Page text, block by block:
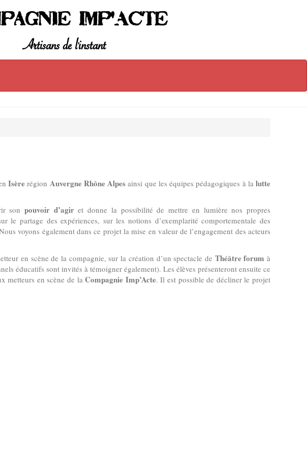
Imp'Acte
Artisans de l'instant
Isère région Auvergne Rhône Alpes ainsi que les équipes pédagogiques à lalutte
son pouvoir d’agiret donne la possibilité de mettre en lumière nos propres
partage des expériences, sur les notions d’exemplarité comportementale des
voyons également dans ce projet la mise en valeur de l’engagement des acteurs
en scène de la compagnie, sur la création d’un spectacle de Théâtre forum à
éducatifs sont invités à témoigner également). Les élèves présenteront ensuite ce
metteurs en scène de laCompagnie Imp’Acte. Il est possible de décliner le projet